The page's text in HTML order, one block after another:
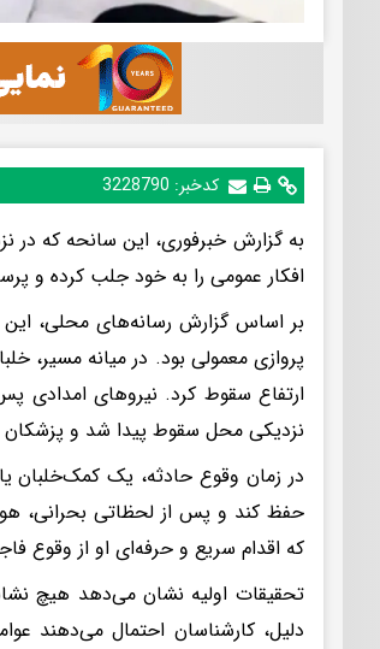
کدخبر: 3228790
به گزارش خبرفوری، این سانحه که در
افکار عمومی را به خود جلب کرده و
بر اساس گزارش رسانه‌های محلی،
پروازی معمولی بود. در میانه مسیر،
ارتفاع سقوط کرد. نیروهای امدادی
نزدیکی محل سقوط پیدا شد و پزشکان
در زمان وقوع حادثه، یک کمک‌خلبان
حفظ کند و پس از لحظاتی بحرانی،
که اقدام سریع و حرفه‌ای او از وقوع
تحقیقات اولیه نشان می‌دهد هیچ
دلیل، کارشناسان احتمال می‌دهند